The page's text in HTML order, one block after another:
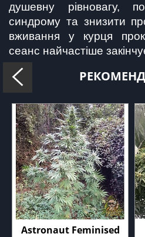
душевну рівновагу,
синдрому та знизити
вживання у курця
сеанс найчастіше
Astronaut Feminised